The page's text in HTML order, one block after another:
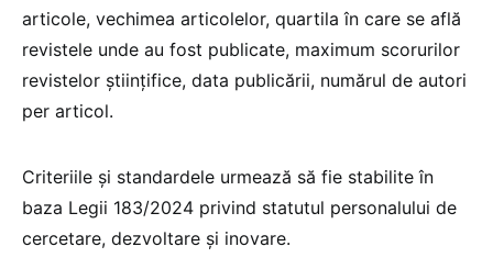
articole, vechimea articolelor, quartila în care se află
revistele unde au fost publicate, maximum scorurilor
revistelor științifice, data publicării, numărul de autori
per articol.
Criteriile și standardele urmează să fie stabilite în
baza Legii 183/2024 privind statutul personalului de
cercetare, dezvoltare și inovare.